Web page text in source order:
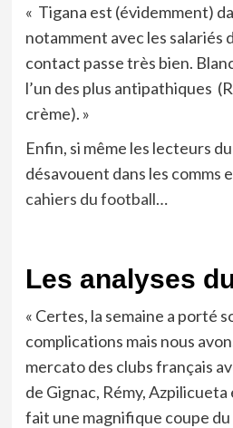
« Tigana est (évidemment)
notamment avec les salariés
contact passe très bien.
l’un des plus antipathiques
crème). »
Enfin, si même les lecteurs
désavouent dans les comms
cahiers du football…
Les analyses
« Certes, la semaine a porté
complications mais nous
mercato des clubs français
de Gignac, Rémy,
fait une magnifique coupe